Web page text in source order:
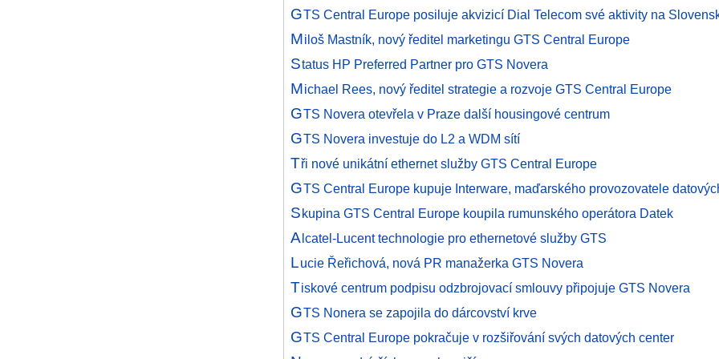
GTS Central Europe posiluje akvizicí Dial Telecom své aktivity na
Miloš Mastník, nový ředitel marketingu GTS Central Europe
Status HP Preferred Partner pro GTS Novera
Michael Rees, nový ředitel strategie a rozvoje GTS Central Europe
GTS Novera otevřela v Praze další housingové centrum
GTS Novera investuje do L2 a WDM sítí
Tři nové unikátní ethernet služby GTS Central Europe
GTS Central Europe kupuje Interware, maďarského provozovatele
Skupina GTS Central Europe koupila rumunského operátora Datek
Alcatel-Lucent technologie pro ethernetové služby GTS
Lucie Řeřichová, nová PR manažerka GTS Novera
Tiskové centrum podpisu odzbrojovací smlouvy připojuje GTS Novera
GTS Nonera se zapojila do dárcovství krve
GTS Central Europe pokračuje v rozšiřování svých datových center